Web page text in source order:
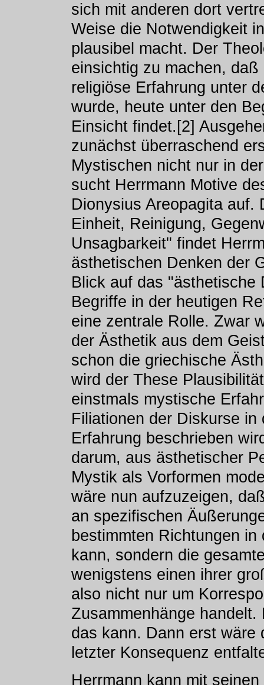
sich mit anderen dort
Weise die Notwendigkeit
plausibel macht. Der
einsichtig zu machen,
religiöse Erfahrung unter
wurde, heute unter den
Einsicht findet.[2]
zunächst überraschend
Mystischen nicht nur in
sucht Herrmann Motive
Dionysius Areopagita auf.
Einheit, Reinigung,
Unsagbarkeit" findet
ästhetischen Denken der
Blick auf das "ästhetische
Begriffe in der heutigen
eine zentrale Rolle. Zwar
der Ästhetik aus dem
schon die griechische
wird der These
einstmals mystische
Filiationen der Diskurse
Erfahrung beschrieben
darum, aus ästhetischer
Mystik als Vorformen
wäre nun aufzuzeigen,
an spezifischen
bestimmten Richtungen
kann, sondern die
wenigstens einen ihrer
also nicht nur um
Zusammenhänge
das kann. Dann erst wäre
letzter Konsequenz
Herrmann kann mit